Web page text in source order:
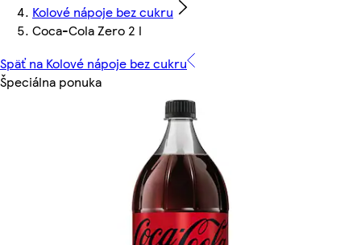
Kolové nápoje bez cukru
Coca-Cola Zero 2 l
Späť na Kolové nápoje bez cukru
Špeciálna ponuka